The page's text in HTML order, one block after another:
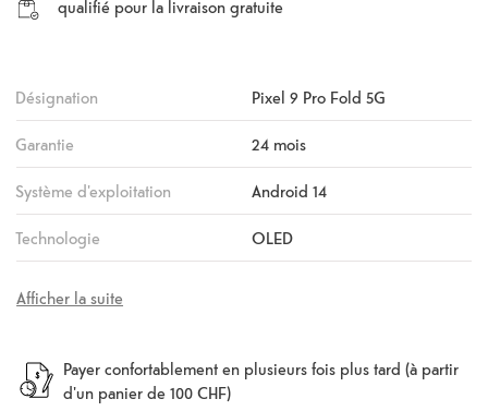
qualifié pour la livraison gratuite
Désignation Pixel 9 Pro Fold 5G
Garantie 24 mois
Système d'exploitation Android 14
Technologie OLED
Afficher la suite
Payer confortablement en plusieurs fois plus tard (à partir
d'un panier de 100 CHF)